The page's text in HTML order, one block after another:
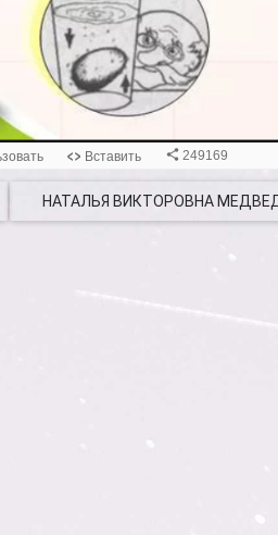
НАТАЛЬЯ ВИКТОРОВНА